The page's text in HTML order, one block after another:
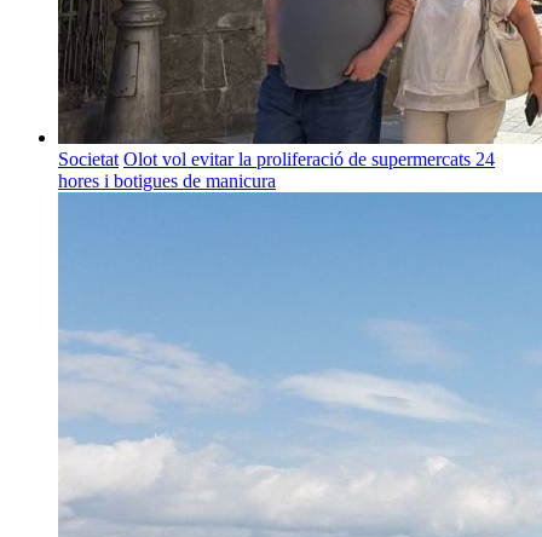
Societat Olot vol evitar la proliferació de supermercats 24
hores i botigues de manicura